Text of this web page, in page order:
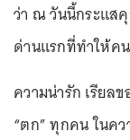
ว่า ณ วันนี้กระแส
ด่านแรกที่ทำให้ค
ความน่ารัก เรียล
“ตก” ทุกคน ในค